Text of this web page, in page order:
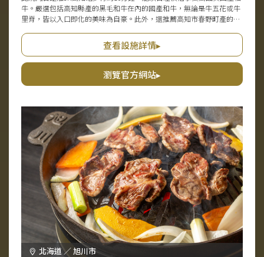
牛。嚴選包括高知縣產的黑毛和牛在內的國產和牛，無論是牛五花或牛
里脊，皆以入口即化的美味為自豪。此外，還推薦高知市春野町產的馬
內裝潢簡潔，不僅適合與朋友熱熱鬧鬧的宴會，亦備有榻榻米客房，適
合想與家人朋友悠閒度過時光的客人。
查看設施詳情▸
瀏覽官方網站▸
北海道 ／ 旭川市